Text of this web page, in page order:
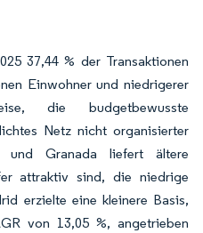
37,44 % der Transaktionen
Einwohner und niedrigerer
die budgetbewusste
Netz nicht organisierter
und Granada liefert ältere
attraktiv sind, die niedrige
erzielte eine kleinere Basis,
von 13,05 %, angetrieben